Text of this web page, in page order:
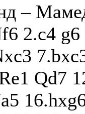
–
2.c4
Qd7